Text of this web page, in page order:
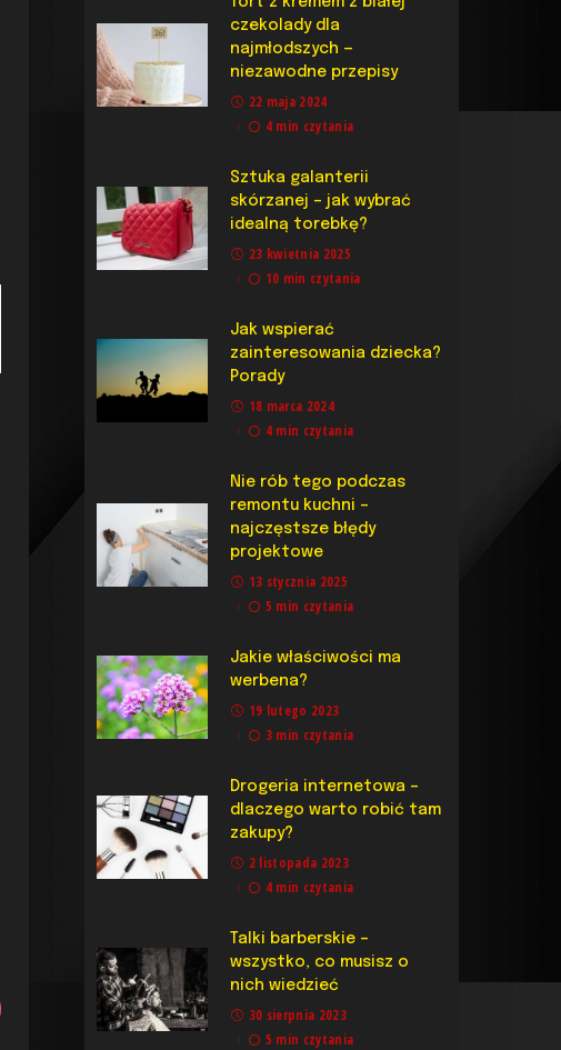
czekolady dla
najmłodszych —
niezawodne przepisy
22 maja 2024
4 min czytania
Sztuka galanterii
skórzanej – jak wybrać
idealną torebkę?
23 kwietnia 2025
10 min czytania
Jak wspierać
zainteresowania dziecka?
Porady
18 marca 2024
4 min czytania
Nie rób tego podczas
remontu kuchni –
najczęstsze błędy
projektowe
13 stycznia 2025
5 min czytania
Jakie właściwości ma
werbena?
19 lutego 2023
3 min czytania
Drogeria internetowa –
dlaczego warto robić tam
zakupy?
2 listopada 2023
4 min czytania
Talki barberskie –
wszystko, co musisz o
nich wiedzieć
30 sierpnia 2023
5 min czytania